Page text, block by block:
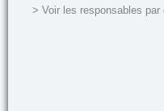
> Voir les responsables par